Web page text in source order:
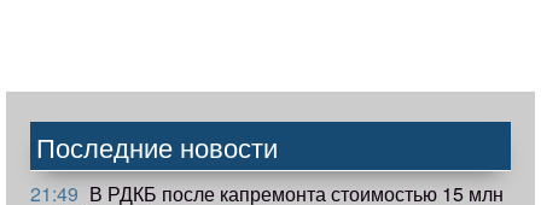
Последние новости
21:49 В РДКБ после капремонта стоимостью 15 млн